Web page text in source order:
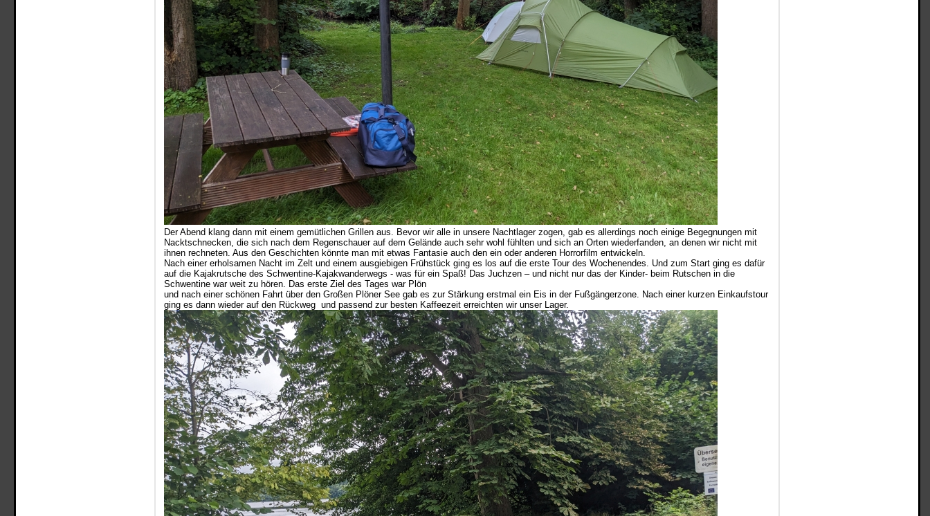
Der Abend klang dann mit einem gemütlichen Grillen aus. Bevor wir alle in unsere Nachtlager zogen, gab es allerdings noch einige Begegnungen mit
Nacktschnecken, die sich nach dem Regenschauer auf dem Gelände auch sehr wohl fühlten und sich an Orten wiederfanden, an denen wir nicht mit
ihnen rechneten. Aus den Geschichten könnte man mit etwas Fantasie auch den ein oder anderen Horrorfilm entwickeln.
Nach einer erholsamen Nacht im Zelt und einem ausgiebigen Frühstück ging es los auf die erste Tour des Wochenendes. Und zum Start ging es dafür
auf die Kajakrutsche des Schwentine-Kajakwanderwegs - was für ein Spaß! Das Juchzen – und nicht nur das der Kinder- beim Rutschen in die
Schwentine war weit zu hören. Das erste Ziel des Tages war Plön
und nach einer schönen Fahrt über den Großen Plöner See gab es zur Stärkung erstmal ein Eis in der Fußgängerzone. Nach einer kurzen Einkaufstour
ging es dann wieder auf den Rückweg und passend zur besten Kaffeezeit erreichten wir unser Lager.